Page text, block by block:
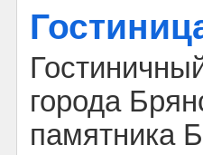
города
памятника